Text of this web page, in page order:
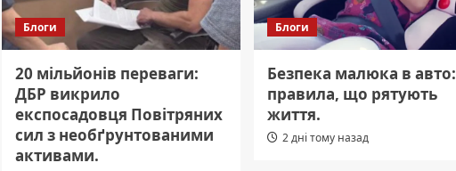
Блоги
20 мільйонів переваги:
ДБР викрило
експосадовця Повітряних
сил з необґрунтованими
активами.
Блоги
Безпека малюка в авто:
правила, що рятують
життя.
2 дні тому назад